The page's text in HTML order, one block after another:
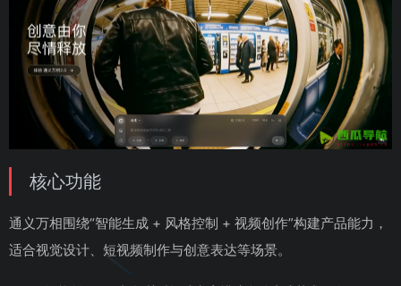
核心功能
通义万相围绕“智能生成 + 风格控制 + 视频创作”构建产品能力，
适合视觉设计、短视频制作与创意表达等场景。